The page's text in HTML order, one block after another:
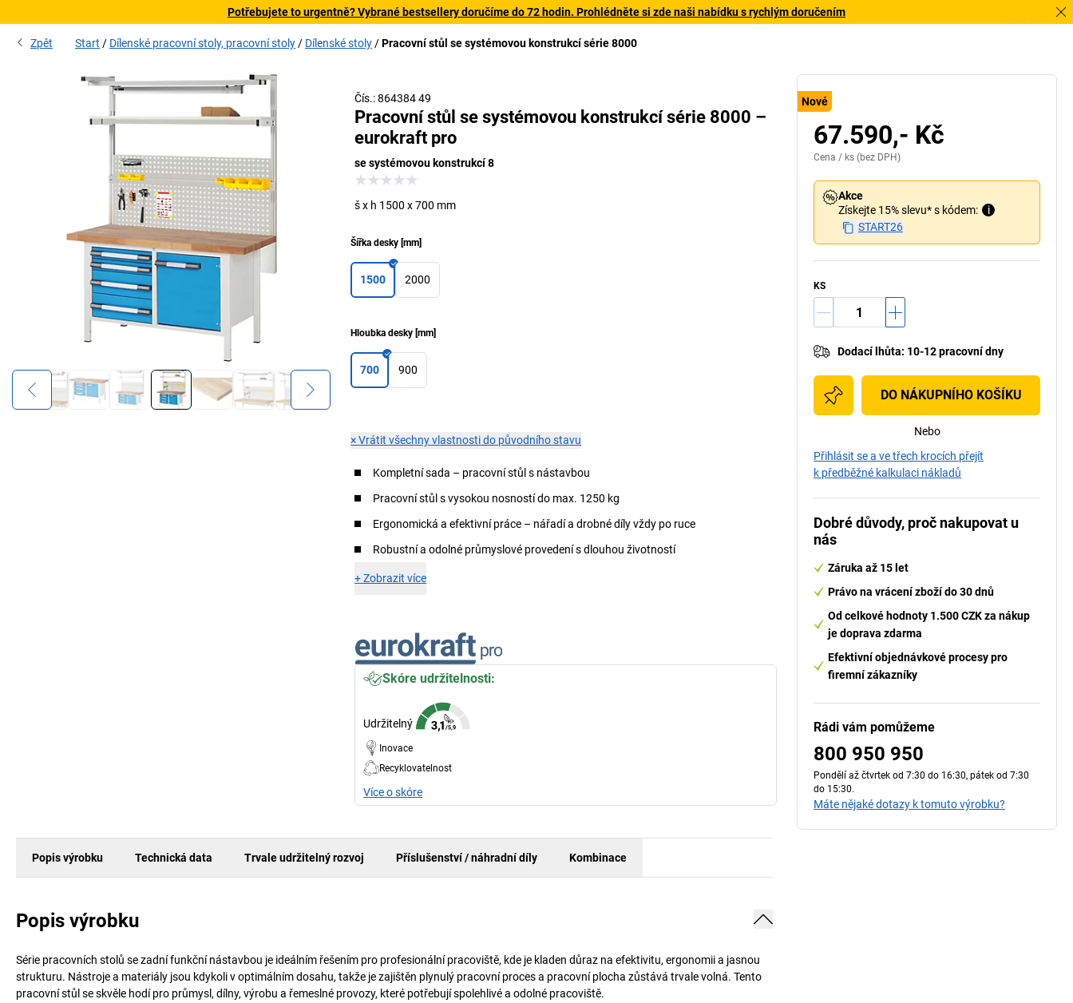
Potřebujete to urgentně? Vybrané bestsellery doručíme do 72 hodin. Prohlédněte si zde naši nabídku s rychlým doručením
Zpět Start Dílenské pracovní stoly, pracovní stoly Dílenské stoly Pracovní stůl se systémovou konstrukcí série 8000
Čís.: 864384 49
Pracovní stůl se systémovou konstrukcí série 8000 –
eurokraft pro
se systémovou konstrukcí 8
š x h 1500 x 700 mm
Šířka desky [mm]
1500 2000
Hloubka desky [mm]
700 900
×Vrátit všechny vlastnosti do původního stavu
Kompletní sada – pracovní stůl s nástavbou
Pracovní stůl s vysokou nosností do max. 1250 kg
Ergonomická a efektivní práce – nářadí a drobné díly vždy po ruce
Robustní a odolné průmyslové provedení s dlouhou životností
+Zobrazit více
Skóre udržitelnosti:
Udržitelný
Inovace
Recyklovatelnost
Více o skóre
Popis výrobku Technická data Trvale udržitelný rozvoj Příslušenství / náhradní díly Kombinace
Popis výrobku
Série pracovních stolů se zadní funkční nástavbou je ideálním řešením pro profesionální pracoviště, kde je kladen důraz na efektivitu, ergonomii a jasnou
strukturu. Nástroje a materiály jsou kdykoli v optimálním dosahu, takže je zajištěn plynulý pracovní proces a pracovní plocha zůstává trvale volná. Tento
pracovní stůl se skvěle hodí pro průmysl, dílny, výrobu a řemeslné provozy, které potřebují spolehlivé a odolné pracoviště.
Nové
67.590,- Kč
Cena / ks (bez DPH)
Akce
Získejte 15% slevu* s kódem:
i
START26
KS
Dodací lhůta: 10-12 pracovní dny
DO NÁKUPNÍHO KOŠÍKU
Nebo
Přihlásit se a ve třech krocích přejít
k předběžné kalkulaci nákladů
Dobré důvody, proč nakupovat u
nás
Záruka až 15 let
Právo na vrácení zboží do 30 dnů
Od celkové hodnoty 1.500 CZK za nákup
je doprava zdarma
Efektivní objednávkové procesy pro
firemní zákazníky
Rádi vám pomůžeme
800 950 950
Pondělí až čtvrtek od 7:30 do 16:30, pátek od 7:30
do 15:30.
Máte nějaké dotazy k tomuto výrobku?